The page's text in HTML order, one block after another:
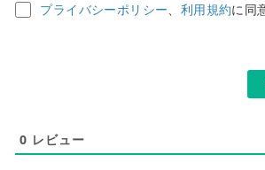
プライバシーポリシー、 利用規約に同
0 レビュー